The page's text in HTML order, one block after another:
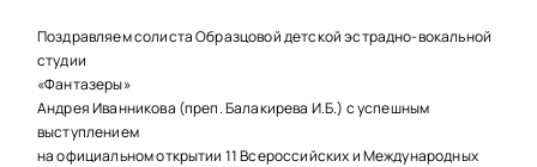
Поздравляем солиста Образцовой детской эстрадно-вокальной
студии
«Фантазеры»
Андрея Иванникова (преп. Балакирева И.Б.) с успешным
выступлением
на официальном открытии 11 Всероссийских и Международных